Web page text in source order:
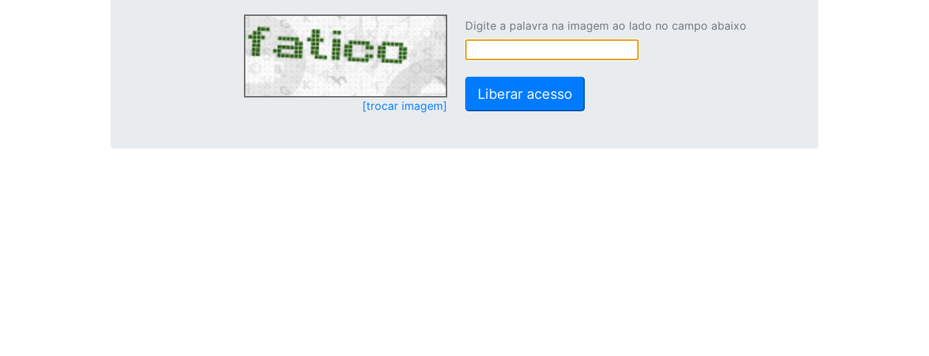
[trocar imagem]
Digite a palavra na imagem ao lado no campo abaixo